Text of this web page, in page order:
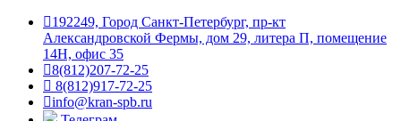
192249, Город Санкт-Петербург, пр-кт
Александровской Фермы, дом 29, литера П, помещение
14Н, офис 35
8(812)207-72-25
8(812)917-72-25
info@kran-spb.ru